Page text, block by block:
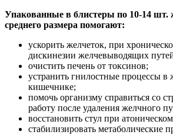
Упакованные в блистеры по 10-14 шт.
среднего размера помогают:
ускорить желчеток, при
дискинезии желчевыводящих
очистить печень от токсинов;
устранить гнилостные процессы в
кишечнике;
помочь организму справиться со
работу после удаления желчного
восстановить стул при
стабилизировать метаболические